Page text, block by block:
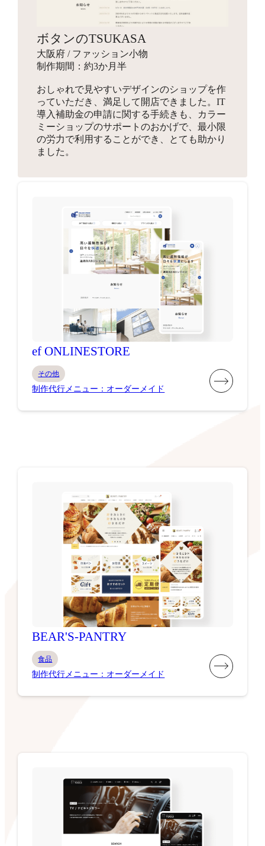
ボタンのTSUKASA
大阪府 / ファッション小物
制作期間：約3か月半
おしゃれで見やすいデザインのショップを作
っていただき、満足して開店できました。IT
導入補助金の申請に関する手続きも、カラー
ミーショップのサポートのおかげで、最小限
の労力で利用することができ、とても助かり
ました。
ef ONLINESTORE
その他
制作代行メニュー：オーダーメイド
BEAR'S-PANTRY
食品
制作代行メニュー：オーダーメイド